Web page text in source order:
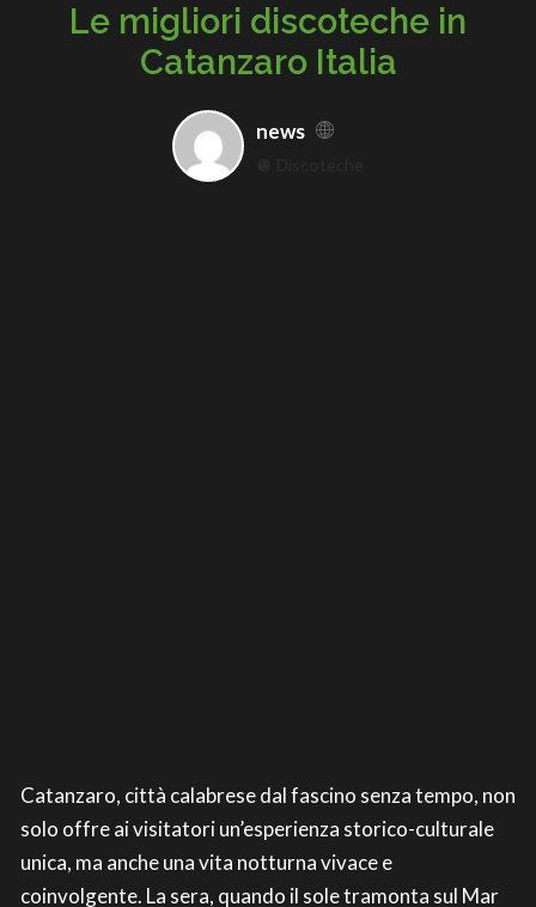
Le migliori discoteche in
Catanzaro Italia
news
Catanzaro, città calabrese dal fascino senza tempo, non
solo offre ai visitatori un’esperienza storico-culturale
unica, ma anche una vita notturna vivace e
coinvolgente. La sera, quando il sole tramonta sul Mar